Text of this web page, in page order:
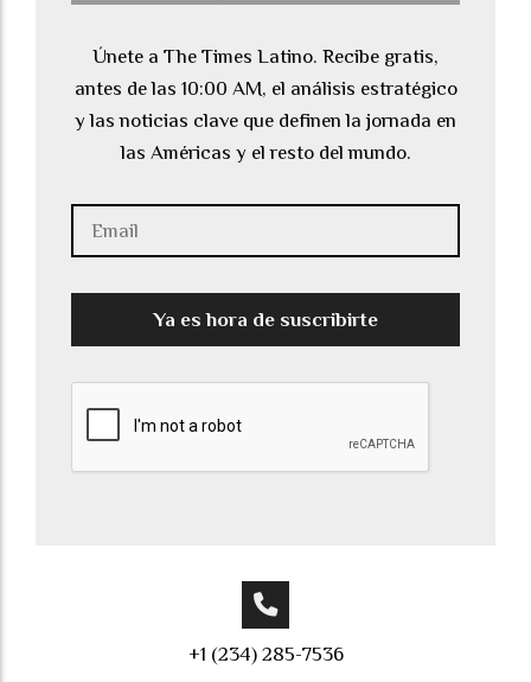
Únete a The Times Latino. Recibe gratis,
antes de las 10:00 AM, el análisis estratégico
y las noticias clave que definen la jornada en
las Américas y el resto del mundo.
Ya es hora de suscribirte
+1 (234) 285-7536